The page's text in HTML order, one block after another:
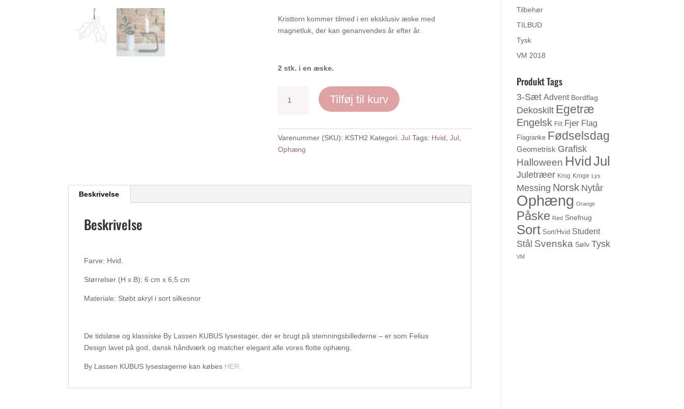
Kristtorn kommer tilmed i en eksklusiv æske med
magnetluk, der kan genanvendes år efter år.
2 stk. i en æske.
hvid
stk.
antal
Tilføj til kurv
Varenummer (SKU): KSTH2 Kategori:Jul Tags: Hvid ,Jul
Ophæng
Beskrivelse
Beskrivelse
Farve: Hvid.
Størrelser (H x B): 6 cm x 6,5 cm
Materiale: Støbt akryl i sort silkesnor
De tidsløse og klassiske By Lassen KUBUS lysestager, der er brugt på stemningsbillederne – er som Felius
Design lavet på god, dansk håndværk og matcher elegant alle vores flotte ophæng.
By Lassen KUBUS lysestagerne kan købes HER.
Tilbehør
TILBUD
Tysk
VM 2018
Produkt Tags
3-Sæt Advent Bordflag
Dekoskilt Egetræ
Engelsk Filt Fjer Flag
Flagranke Fødselsdag
Geometrisk Grafisk
Halloween Hvid Jul
Juletræer Krog Kroge Lys
Messing Norsk Nytår
Ophæng Orange
Påske Rød Snefnug
Sort Sort/Hvid Student
Stål Svenska Sølv Tysk
VM